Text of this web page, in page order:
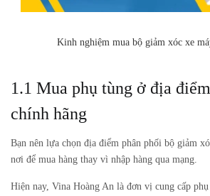
Kinh nghiệm mua bộ giảm xóc xe
1.1 Mua phụ tùng ở địa
chính hãng
Bạn nên lựa chọn địa điểm phân phối bộ giảm
nơi để mua hàng thay vì nhập hàng qua mạng.
Hiện nay, Vina Hoàng An là đơn vị cung cấp